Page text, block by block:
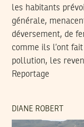
les habitants
générale,
déversement, de
comme ils l’ont
pollution, les
Reportage
DIANE ROBERT